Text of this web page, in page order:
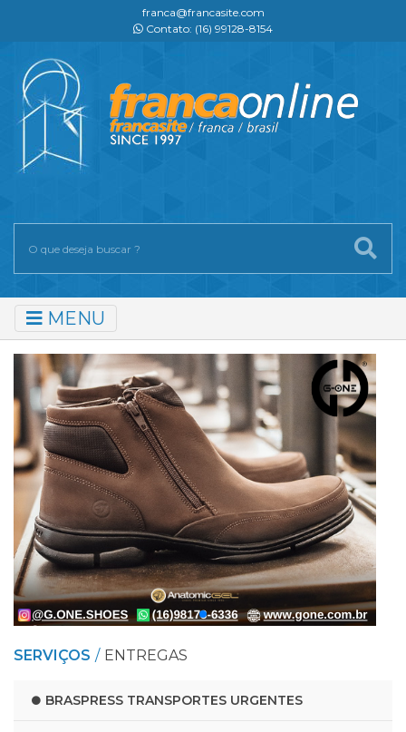
franca@francasite.com
Contato: (16) 99128-8154
MENU
SERVIÇOS ENTREGAS
BRASPRESS TRANSPORTES URGENTES